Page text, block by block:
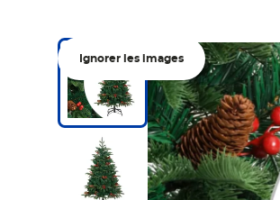
Ignorer les images